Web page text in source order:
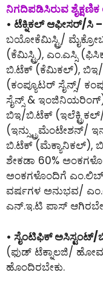
ನಿಗದಿಪಡಿಸಿರುವ
• ಟೆಕ್ನಿಕಲ್ ಆಫೀಸರ್/ಸಿ –
ಬಯೋಕೆಮಿಸ್ಟ್ರಿ/
(ಕೆಮಿಸ್ಟ್ರಿ), ಎಂ.ಎಸ್ಸಿ
ಬಿ.ಟೆಕ್ (ಕೆಮಿಕಲ್),
(ಕಂಪ್ಯೂಟರ್ ಸೈನ್ಸ್/
ಸೈನ್ಸ್ &
ಬಿಇ/ಬಿ.ಟೆಕ್ (ಇಲೆಕ್ಟ್ರಿಕಲ್/
(ಇನ್ಸ್ಟ್ರುಮೆಂಟೇಶನ್/
ಬಿ.ಟೆಕ್ (ಮೆಕ್ಯಾನಿಕಲ್),
ಶೇಕಡಾ 60%
ಅಂಕಗಳೊಂದಿಗೆ
ವರ್ಷಗಳ ಅನುಭವ/
ಎನ್.ಇ.ಟಿ ಪಾಸ್
• ಸೈಂಟಿಫಿಕ್ ಅಸಿಸ್ಟಂಟ್/
(ಫುಡ್ ಟೆಕ್ನಾಲಜಿ/
ಹೊಂದಿರಬೇಕು.